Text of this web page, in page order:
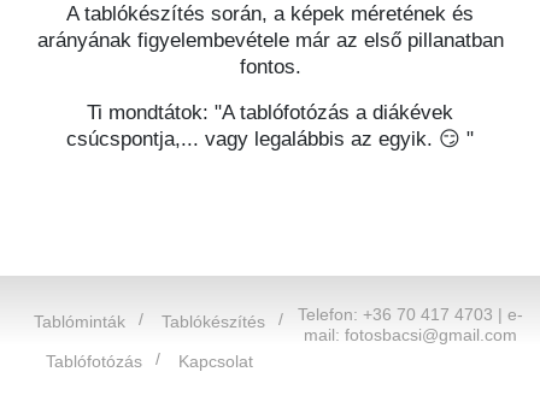
A tablókészítés során, a képek méretének és
arányának figyelembevétele már az első pillanatban
fontos.
Ti mondtátok: "A tablófotózás a diákévek
csúcspontja,... vagy legalábbis az egyik. 😏 "
Tablóminták Tablókészítés
Tablófotózás Kapcsolat
Telefon: +36 70 417 4703 | e-
mail:fotosbacsi@gmail.com